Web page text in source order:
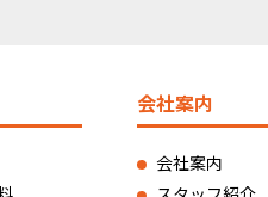
会社案内
会社案内